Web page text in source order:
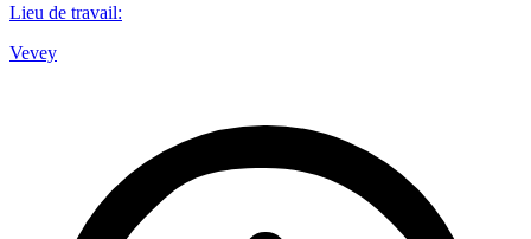
Lieu de travail:
Vevey